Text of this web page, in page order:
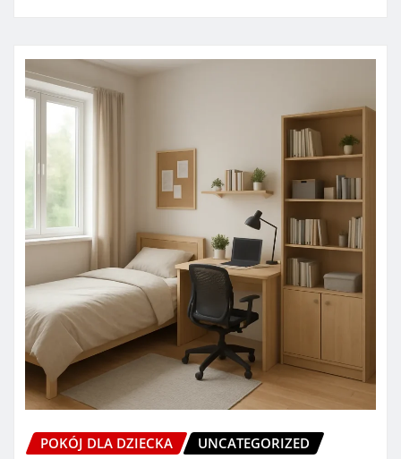
POKÓJ DLA DZIECKA UNCATEGORIZED